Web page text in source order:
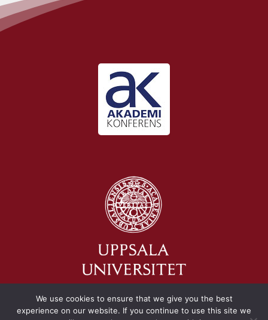
We use cookies to ensure that we give you the best
experience on our website. If you continue to use this site we